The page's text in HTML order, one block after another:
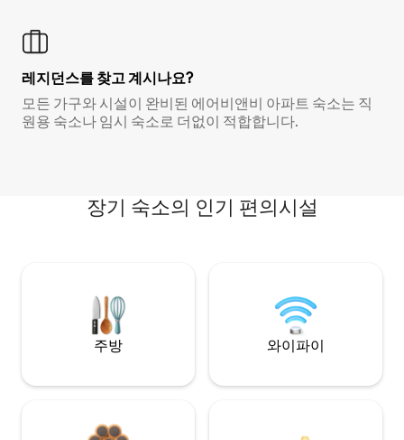
레지던스를 찾고 계시나요?
모든 가구와 시설이 완비된 에어비앤비 아파트 숙소는 직
원용 숙소나 임시 숙소로 더없이 적합합니다.
장기 숙소의 인기 편의시설
주방 와이파이